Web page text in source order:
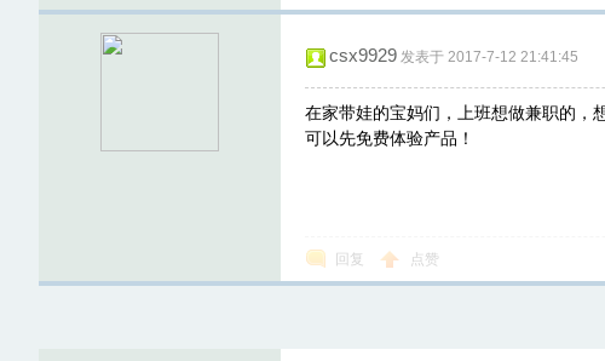
csx9929 发表于 2017-7-12 21:41:45
在家带娃的宝妈们，上班想做兼职的
可以先免费体验产品！
回复 点赞